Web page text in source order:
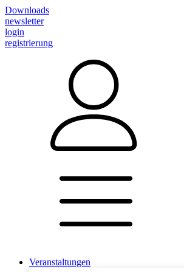
Downloads
newsletter
login
registrierung
Veranstaltungen